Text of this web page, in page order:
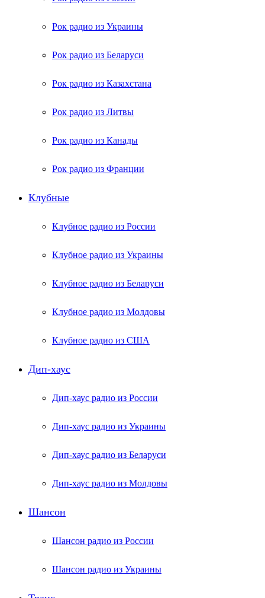
Рок радио из Украины
Рок радио из Беларуси
Рок радио из Казахстана
Рок радио из Литвы
Рок радио из Канады
Рок радио из Франции
Клубные
Клубное радио из России
Клубное радио из Украины
Клубное радио из Беларуси
Клубное радио из Молдовы
Клубное радио из США
Дип-хаус
Дип-хаус радио из России
Дип-хаус радио из Украины
Дип-хаус радио из Беларуси
Дип-хаус радио из Молдовы
Шансон
Шансон радио из России
Шансон радио из Украины